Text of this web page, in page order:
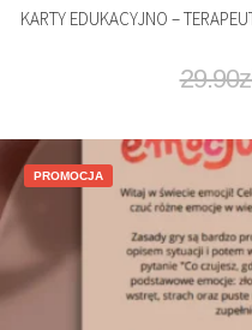
KARTY EDUKACYJNO –
29.90
PROMOCJA